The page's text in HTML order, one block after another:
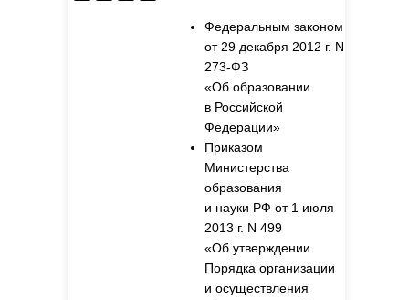
Федеральным законом
от 29 декабря 2012 г. N
273-ФЗ
«Об образовании
в Российской
Федерации»
Приказом
Министерства
образования
и науки РФ от 1 июля
2013 г. N 499
«Об утверждении
Порядка организации
и осуществления